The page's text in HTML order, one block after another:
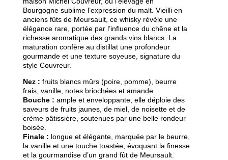
Bourgogne sublime l’expression du malt. Vieilli en
anciens fûts de Meursault, ce whisky révèle une
élégance rare, portée par l’influence du chêne et la
richesse aromatique des grands vins blancs. La
maturation confère au distillat une profondeur
gourmande et une texture soyeuse, signature du
style Couvreur.
Nez : fruits blancs mûrs (poire, pomme), beurre
frais, vanille, notes briochées et amande.
Bouche : ample et enveloppante, elle déploie des
saveurs de fruits jaunes, de miel, de noisette et de
crème pâtissière, soutenues par une belle rondeur
boisée.
Finale : longue et élégante, marquée par le beurre,
la vanille et une touche toastée, évoquant la finesse
et la gourmandise d’un grand fût de Meursault.